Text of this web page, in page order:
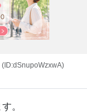
(ID:dSnupoWzxwA)
。